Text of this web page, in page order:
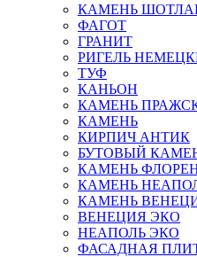
КАМЕНЬ
ФАГОТ
ГРАНИТ
РИГЕЛЬ
ТУФ
КАНЬОН
КАМЕНЬ
КАМЕНЬ
КИРПИЧ АНТИК
БУТОВЫЙ
КАМЕНЬ
КАМЕНЬ
КАМЕНЬ
ВЕНЕЦИЯ ЭКО
НЕАПОЛЬ ЭКО
ФАСАДНАЯ